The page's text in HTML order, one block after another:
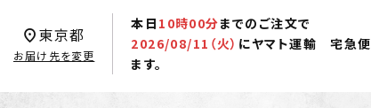
本日 10時00分までのご注文で
2026/08/11（火） にヤマト運輸 宅急便
ます。
東京都
お届け先を変更